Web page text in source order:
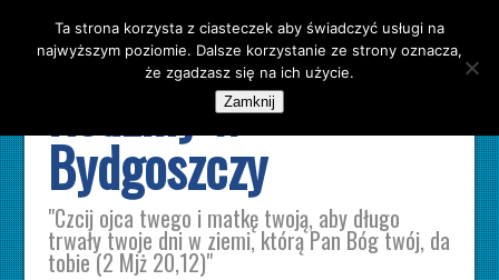
Parafia pw. Świętej
Rodziny w
Bydgoszczy
"Czcij ojca twego i matkę twoją, aby długo
trwały twoje dni w ziemi, którą Pan Bóg twój, da
tobie (2 Mjż 20,12)"
Ta strona korzysta z ciasteczek aby świadczyć usługi na
najwyższym poziomie. Dalsze korzystanie ze strony oznacza,
że zgadzasz się na ich użycie.
Zamknij